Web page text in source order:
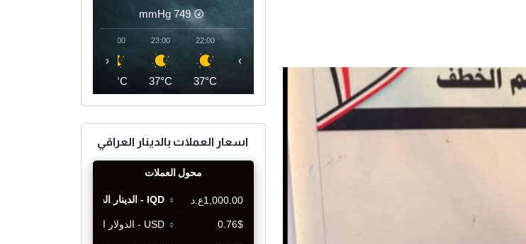
749
mmHg
22:00
37°C
23:00
37°C
00:00
36°C
‹ ›
اسعار العملات بالدينار العراقي